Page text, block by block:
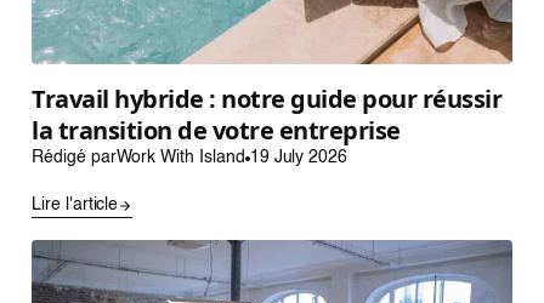
Travail hybride : notre guide pour réussir
la transition de votre entreprise
Rédigé parWork With Island 19 July 2026
Lire l'article